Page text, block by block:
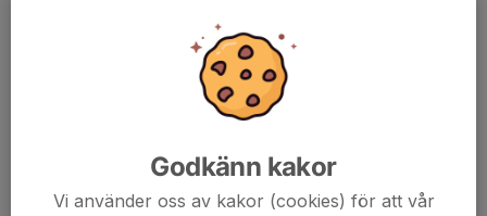
Godkänn kakor
Vi använder oss av kakor (cookies) för att vår